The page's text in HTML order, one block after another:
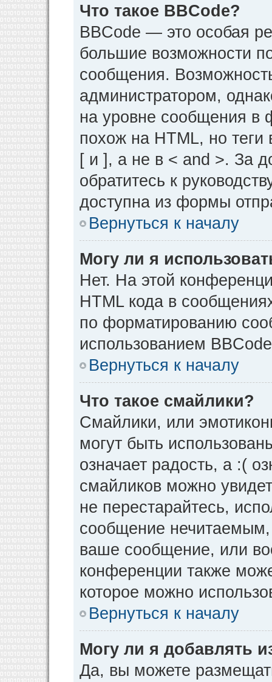
Что такое BBCode?
BBCode — это особая
большие возможности
сообщения.
администратором,
на уровне сообщения в
похож на HTML, но теги
[ и ], а не в < and >. За
обратитесь к
доступна из формы
Вернуться к началу
Могу ли я
Нет. На этой
HTML кода в
по форматированию
использованием
Вернуться к началу
Что такое смайлики?
Смайлики, или
могут быть
означает радость, а :(
смайликов можно
не перестарайтесь,
сообщение нечитаемым,
ваше сообщение, или
конференции также
которое можно
Вернуться к началу
Могу ли я добавлять
Да, вы можете